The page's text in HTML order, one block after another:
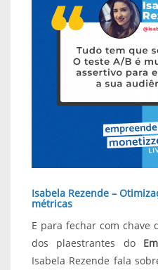
Isabela Rezende –
métricas
E para fechar com chave
dos plaestrantes do
Isabela Rezende fala